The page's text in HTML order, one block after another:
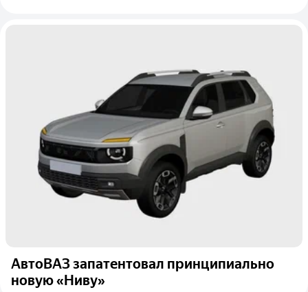
АвтоВАЗ запатентовал принципиально
новую «Ниву»